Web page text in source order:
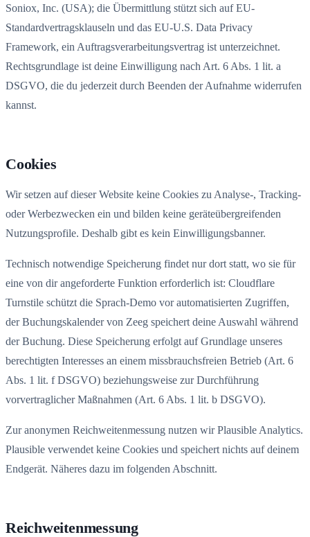
Soniox, Inc. (USA); die Übermittlung stützt sich auf EU-
Standardvertragsklauseln und das EU-U.S. Data Privacy
Framework, ein Auftragsverarbeitungsvertrag ist unterzeichnet.
Rechtsgrundlage ist deine Einwilligung nach Art. 6 Abs. 1 lit. a
DSGVO, die du jederzeit durch Beenden der Aufnahme widerrufen
kannst.
Cookies
Wir setzen auf dieser Website keine Cookies zu Analyse-, Tracking-
oder Werbezwecken ein und bilden keine geräteübergreifenden
Nutzungsprofile. Deshalb gibt es kein Einwilligungsbanner.
Technisch notwendige Speicherung findet nur dort statt, wo sie für
eine von dir angeforderte Funktion erforderlich ist: Cloudflare
Turnstile schützt die Sprach-Demo vor automatisierten Zugriffen,
der Buchungskalender von Zeeg speichert deine Auswahl während
der Buchung. Diese Speicherung erfolgt auf Grundlage unseres
berechtigten Interesses an einem missbrauchsfreien Betrieb (Art. 6
Abs. 1 lit. f DSGVO) beziehungsweise zur Durchführung
vorvertraglicher Maßnahmen (Art. 6 Abs. 1 lit. b DSGVO).
Zur anonymen Reichweitenmessung nutzen wir Plausible Analytics.
Plausible verwendet keine Cookies und speichert nichts auf deinem
Endgerät. Näheres dazu im folgenden Abschnitt.
Reichweitenmessung